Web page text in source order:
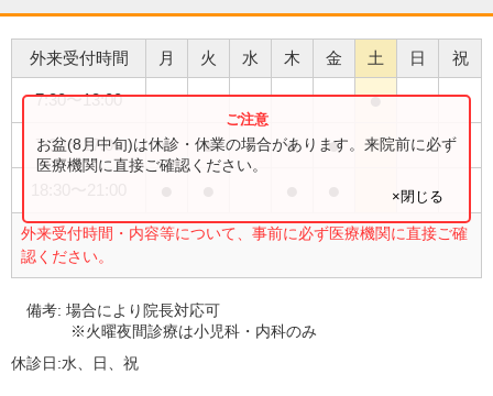
外来受付時間 月 火 水 木 金 土 日 祝
7:30〜13:00 ●
7:30〜17:00 ● ● ● ●
外来受付時間・内容等について、事前に必ず医療機関に直接ご確
認ください。
お盆(8月中旬)は休診・休業の場合があります。来院前に必ず
医療機関に直接ご確認ください。
×閉じる
備考:場合により院長対応可
※火曜夜間診療は小児科・内科のみ
休診日:水、日、祝